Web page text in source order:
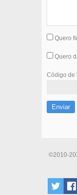
Quero
Quero
Código de
Enviar
©2010-